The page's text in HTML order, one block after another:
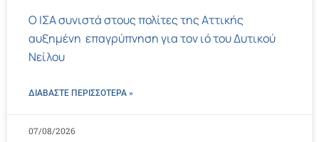
Ο ΙΣΑ συνιστά στους πολίτες της Αττικής
αυξημένη επαγρύπνηση για τον ιό του Δυτικού
Νείλου
ΔΙΑΒΑΣΤΕ ΠΕΡΙΣΣΌΤΕΡΑ »
07/08/2026